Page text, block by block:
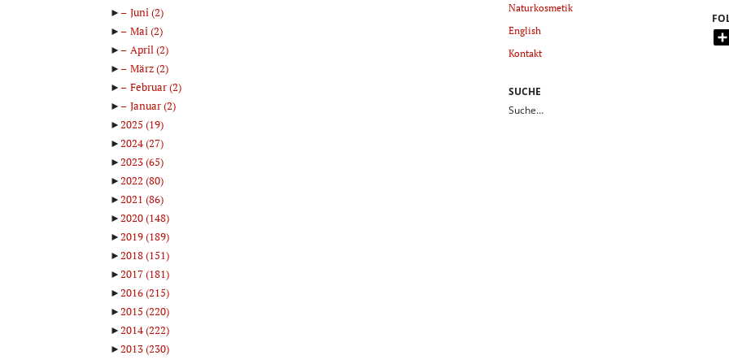
►
Juni(2)
►
Mai(2)
►
April(2)
►
März(2)
►
Februar(2)
►
Januar(2)
►2025 (19)
►2024(27)
►2023(65)
►2022 (80)
►2021 (86)
►2020(148)
►2019(189)
►2018(151)
►2017(181)
►2016(215)
►2015 (220)
►2014(222)
►2013(230)
Naturkosmetik
English
Kontakt
SUCHE